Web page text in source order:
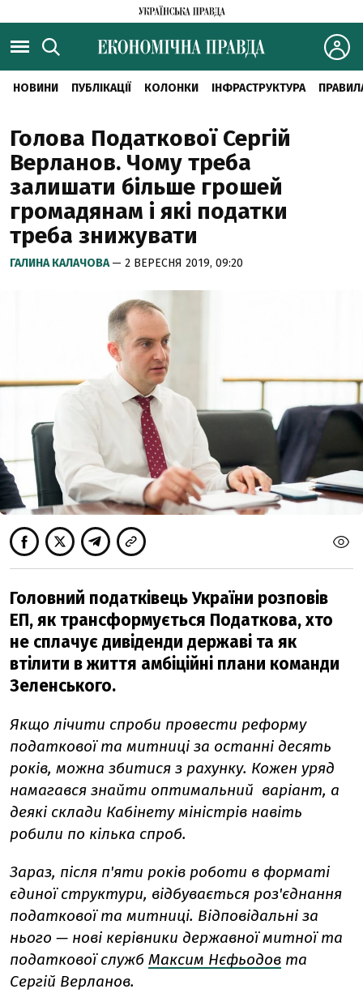
НОВИНИ ПУБЛІКАЦІЇ КОЛОНКИ ІНФРАСТРУКТУРА
Голова Податкової Сергій
Верланов. Чому треба
залишати більше грошей
громадянам і які податки
треба знижувати
ГАЛИНА КАЛАЧОВА— 2 ВЕРЕСНЯ 2019, 09:20
Головний податківець України розповів
ЕП, як трансформується Податкова, хто
не сплачує дивіденди державі та як
втілити в життя амбіційні плани команди
Зеленського.
Якщо лічити спроби провести реформу
податкової та митниці за останні десять
років, можна збитися з рахунку. Кожен уряд
намагався знайти оптимальний варіант, а
деякі склади Кабінету міністрів навіть
робили по кілька спроб.
Зараз, після п'яти років роботи в форматі
єдиної структури, відбувається роз'єднання
податкової та митниці. Відповідальні за
нього — нові керівники державної митної та
податкової служб Максим Нєфьодов та
Сергій Верланов.